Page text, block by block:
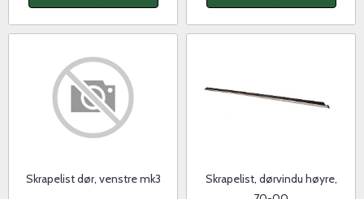
Skrapelist dør, venstre mk3
Skrapelist, dørvindu høyre,